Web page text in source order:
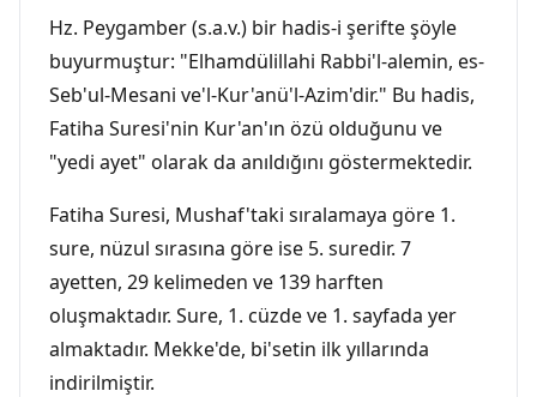
Hz. Peygamber (s.a.v.) bir hadis-i şerifte şöyle
buyurmuştur: "Elhamdülillahi Rabbi'l-alemin, es-
Seb'ul-Mesani ve'l-Kur'anü'l-Azim'dir." Bu hadis,
Fatiha Suresi'nin Kur'an'ın özü olduğunu ve
"yedi ayet" olarak da anıldığını göstermektedir.
Fatiha Suresi, Mushaf'taki sıralamaya göre 1.
sure, nüzul sırasına göre ise 5. suredir. 7
ayetten, 29 kelimeden ve 139 harften
oluşmaktadır. Sure, 1. cüzde ve 1. sayfada yer
almaktadır. Mekke'de, bi'setin ilk yıllarında
indirilmiştir.